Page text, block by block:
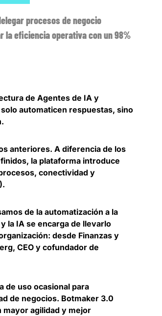
procesos de negocio
la eficiencia operativa con un 98%
de Agentes de IA y
automaticen respuestas, sino
anteriores. A diferencia de los
la plataforma introduce
conectividad y
de la automatización a la
la IA se encarga de llevarlo
desde Finanzas y
CEO y cofundador de
de uso ocasional para
de negocios. Botmaker 3.0
mayor agilidad y mejor